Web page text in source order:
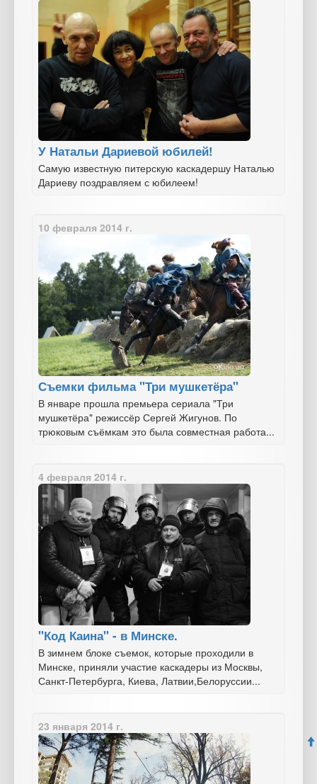
У Натальи Дариевой юбилей!
Самую известную питерскую каскадершу Наталью
Дариеву поздравляем с юбилеем!
10 февраля 2014 г.
Съемки фильма "Три мушкетёра"
В январе прошла премьера сериала "Три
мушкетёра" режиссёр Сергей Жигунов. По
трюковым съёмкам это была совместная работа...
4 февраля 2014 г.
"Код Каина" - в Минске.
В зимнем блоке съемок, которые проходили в
Минске, приняли участие каскадеры из Москвы,
Санкт-Петербурга, Киева, Латвии,Белоруссии...
23 января 2014 г.